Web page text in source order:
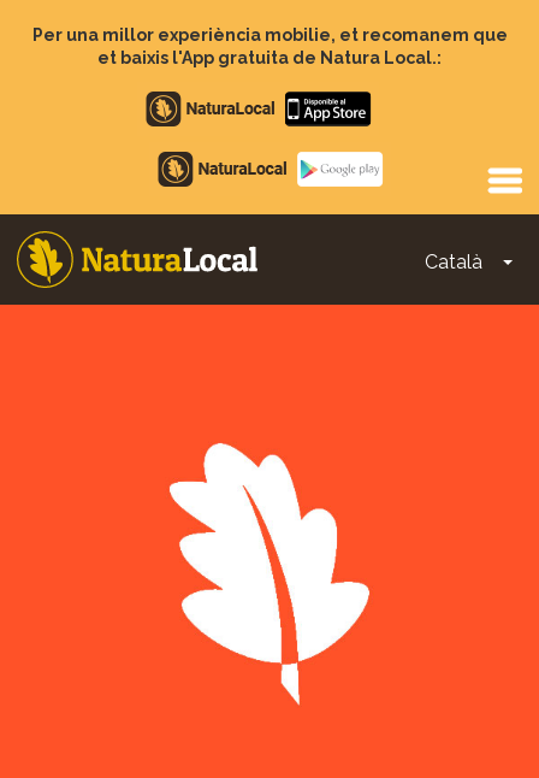
Per una millor experiència mobilie, et recomanem que
et baixis l'App gratuita de Natura Local.:
Apple
store
Google
Play
Català
Main